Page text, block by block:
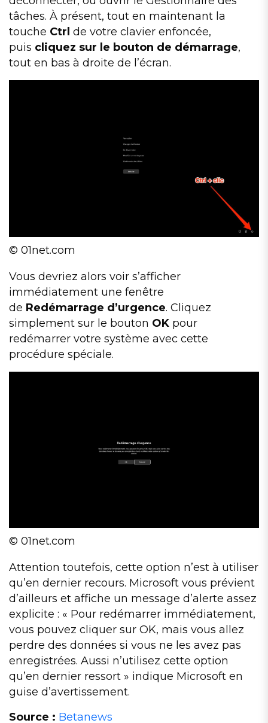
tâches. À présent, tout en maintenant la
touche Ctrl de votre clavier enfoncée,
puis cliquez sur le bouton de démarrage,
tout en bas à droite de l’écran.
© 01net.com
Vous devriez alors voir s’afficher
immédiatement une fenêtre
de Redémarrage d’urgence. Cliquez
simplement sur le bouton OK pour
redémarrer votre système avec cette
procédure spéciale.
© 01net.com
Attention toutefois, cette option n’est à utiliser
qu’en dernier recours. Microsoft vous prévient
d’ailleurs et affiche un message d’alerte assez
explicite : « Pour redémarrer immédiatement,
vous pouvez cliquer sur OK, mais vous allez
perdre des données si vous ne les avez pas
enregistrées. Aussi n’utilisez cette option
qu’en dernier ressort » indique Microsoft en
guise d’avertissement.
Source : Betanews